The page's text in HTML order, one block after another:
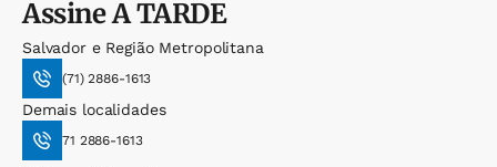
AssineA TARDE
Salvador e Região Metropolitana
(71) 2886-1613
Demais localidades
71 2886-1613